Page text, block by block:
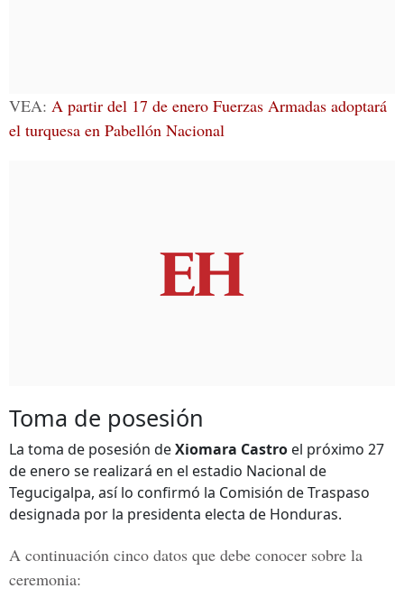
VEA: A partir del 17 de enero Fuerzas Armadas adoptará
el turquesa en Pabellón Nacional
Toma de posesión
La toma de posesión deXiomara Castro el próximo 27
de enero se realizará en el estadio Nacional de
Tegucigalpa, así lo confirmó la Comisión de Traspaso
designada por la presidenta electa de Honduras.
A continuación cinco datos que debe conocer sobre la
ceremonia: